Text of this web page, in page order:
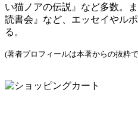
い猫ノアの伝説』など多数。
読書会』など、エッセイやル
る。
(著者プロフィールは本著からの抜粋